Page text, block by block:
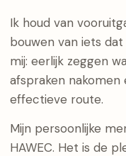
Ik houd van
bouwen van iets
mij: eerlijk zeggen
afspraken nakomen
effectieve route.
Mijn persoonlijke
HAWEC. Het is de